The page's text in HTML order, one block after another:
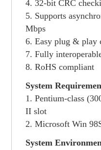
4. 32-bit CRC
5. Supports
Mbps
6. Easy plug & play
7. Fully
8. RoHS compliant
System
1. Pentium-class
II slot
2. Microsoft Win
System